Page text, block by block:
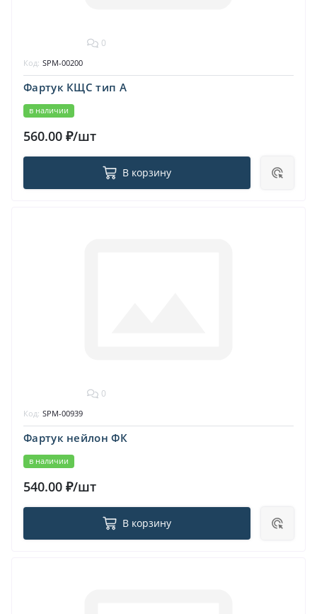
0
Фартук КЩС тип А
в наличии
Код: SPM-00200
560.00 ₽/шт
В корзину
0
Фартук нейлон ФК
в наличии
Код: SPM-00939
540.00 ₽/шт
В корзину